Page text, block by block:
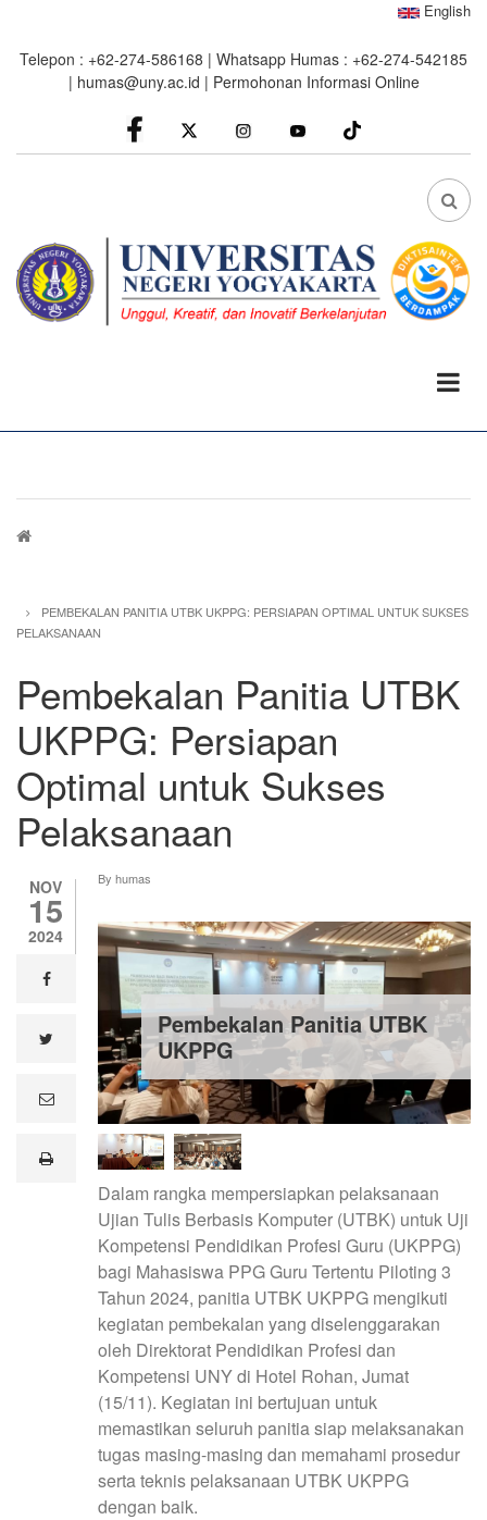
main
English
Telepon : +62-274-586168 | Whatsapp Humas : +62-274-542185
| humas@uny.ac.id | Permohonan Informasi Online
facebook
Instagram youtube
FA
Breadcrumb
PEMBEKALAN PANITIA UTBK UKPPG: PERSIAPAN OPTIMAL UNTUK SUKSES
PELAKSANAAN
Pembekalan Panitia UTBK
UKPPG: Persiapan
Optimal untuk Sukses
Pelaksanaan
NOV
15
2024
0%
read
facebook
e
lprint
By humas
Pembekalan Panitia UTBK
UKPPG
Dalam rangka mempersiapkan pelaksanaan
Ujian Tulis Berbasis Komputer (UTBK) untuk Uji
Kompetensi Pendidikan Profesi Guru (UKPPG)
bagi Mahasiswa PPG Guru Tertentu Piloting 3
Tahun 2024, panitia UTBK UKPPG mengikuti
kegiatan pembekalan yang diselenggarakan
oleh Direktorat Pendidikan Profesi dan
Kompetensi UNY di Hotel Rohan, Jumat
(15/11). Kegiatan ini bertujuan untuk
memastikan seluruh panitia siap melaksanakan
tugas masing-masing dan memahami prosedur
serta teknis pelaksanaan UTBK UKPPG
dengan baik.